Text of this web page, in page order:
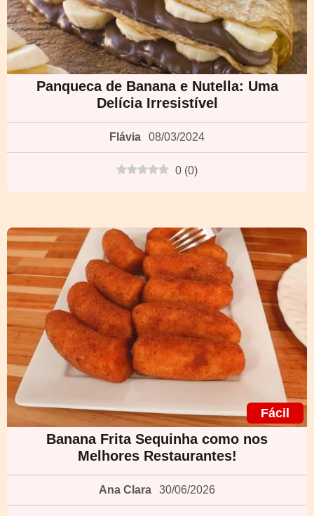
Panqueca de Banana e Nutella: Uma
Delícia Irresistível
Flávia 08/03/2024
0 (0)
Fácil
Banana Frita Sequinha como nos
Melhores Restaurantes!
Ana Clara 30/06/2026